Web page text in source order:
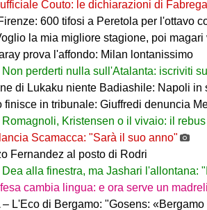
Couto: le dichiarazioni di Fabregas e del
600 tifosi a Peretola per l'ottavo
la mia migliore stagione, poi magari
prova l'affondo: Milan lontanissimo
Non perderti nulla sull'Atalanta: iscriviti subito al nostro canale
di Lukaku niente Badiashile: Napoli in
finisce in tribunale: Giuffredi denuncia
Romagnoli, Kristensen o il vivaio: il rebus difesa
Scamacca: "Sarà il suo anno"
Fernandez al posto di Rodri
Dea alla finestra, ma Jashari l'allontana: "Il mio cuore è sempre stato
cambia lingua: e ora serve un madrelingua della
Bergamo: "Gosens: «Bergamo sempre casa mia. Incuriosito da